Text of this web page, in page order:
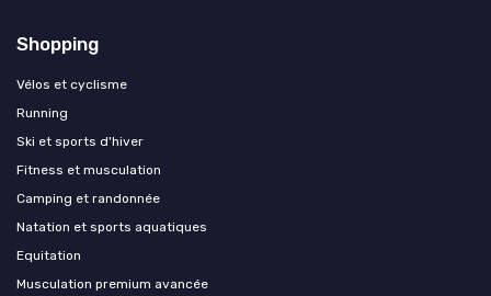
Shopping
Vélos et cyclisme
Running
Ski et sports d'hiver
Fitness et musculation
Camping et randonnée
Natation et sports aquatiques
Equitation
Musculation premium avancée